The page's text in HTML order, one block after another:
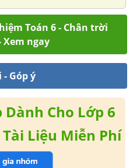
Toán 6 - Chân trời
Xem ngay
- Góp ý
Cho Lớp 6
Liệu Miễn Phí